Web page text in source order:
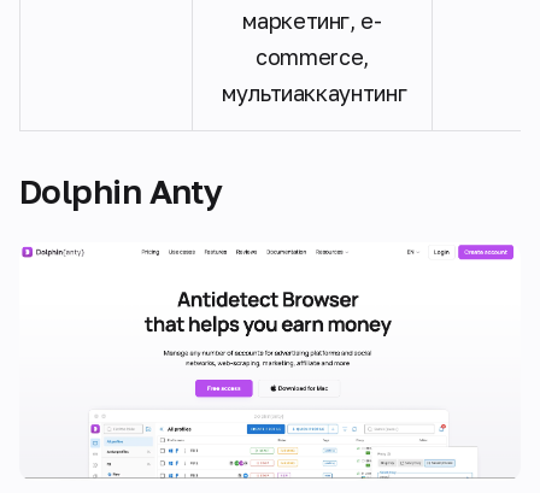
маркетинг, e-
commerce,
мультиаккаунтинг
Dolphin Anty